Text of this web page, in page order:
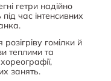
гетри надійно
час інтенсивних
гомілки й
теплими та
занять.